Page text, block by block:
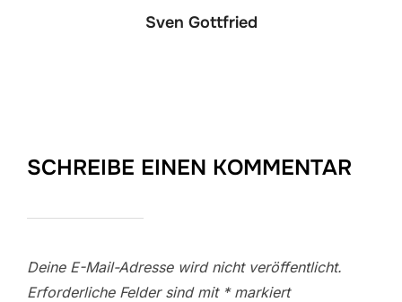
Sven Gottfried
SCHREIBE EINEN KOMMENTAR
Deine E-Mail-Adresse wird nicht veröffentlicht.
Erforderliche Felder sind mit *markiert